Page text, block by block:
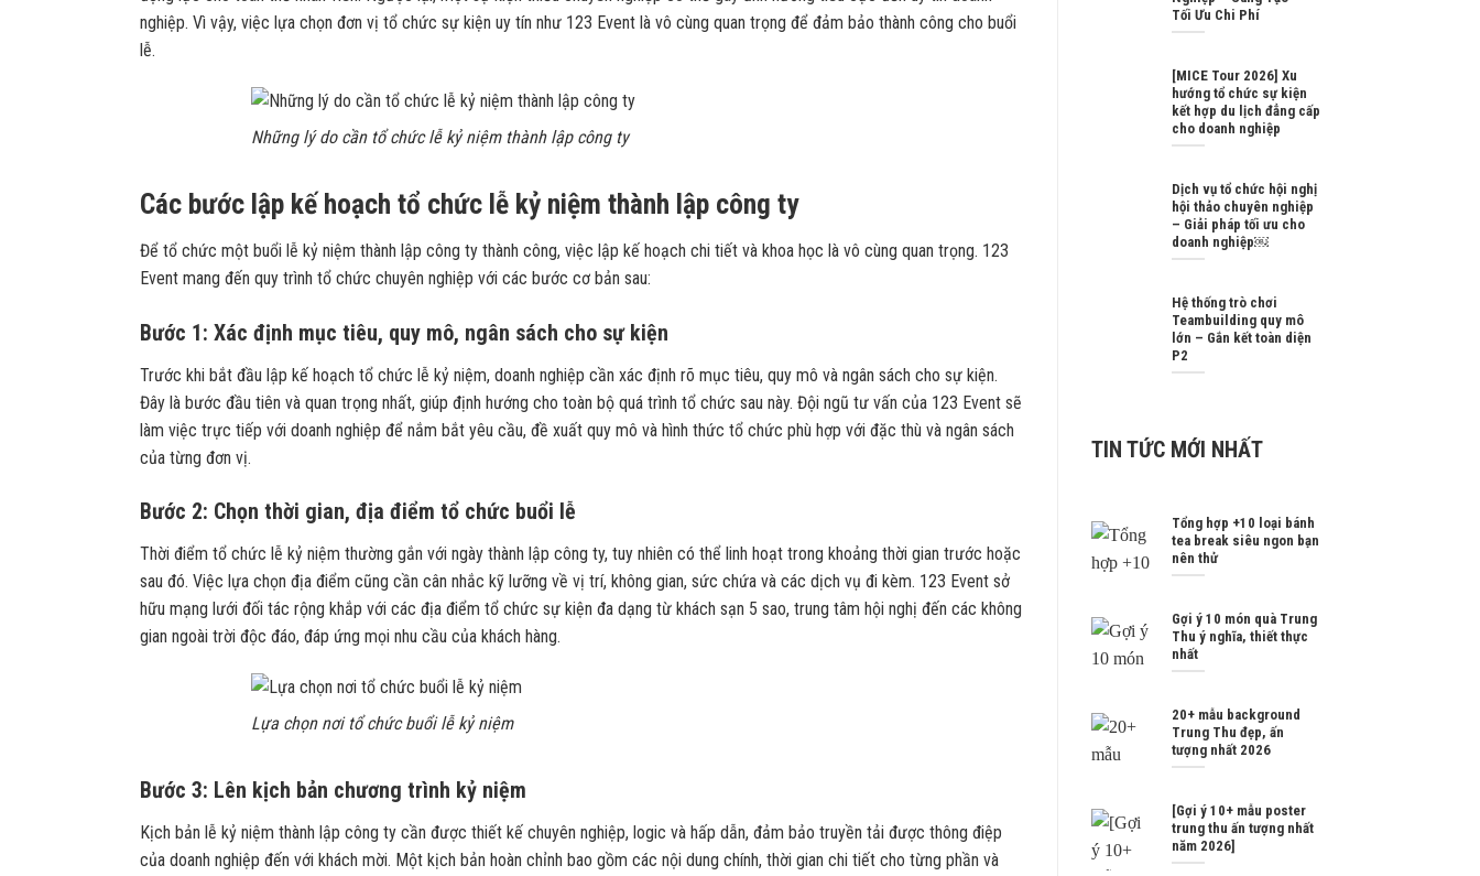
nghiệp. Vì vậy, việc lựa chọn đơn vị tổ chức sự kiện uy tín như 123 Event là vô cùng quan trọng để đảm bảo thành công cho buổi
lễ.
Những lý do cần tổ chức lễ kỷ niệm thành lập công ty
Các bước lập kế hoạch tổ chức lễ kỷ niệm thành lập công ty
Để tổ chức một buổi lễ kỷ niệm thành lập công ty thành công, việc lập kế hoạch chi tiết và khoa học là vô cùng quan trọng. 123
Event mang đến quy trình tổ chức chuyên nghiệp với các bước cơ bản sau:
Bước 1: Xác định mục tiêu, quy mô, ngân sách cho sự kiện
Trước khi bắt đầu lập kế hoạch tổ chức lễ kỷ niệm, doanh nghiệp cần xác định rõ mục tiêu, quy mô và ngân sách cho sự kiện.
Đây là bước đầu tiên và quan trọng nhất, giúp định hướng cho toàn bộ quá trình tổ chức sau này. Đội ngũ tư vấn của 123 Event sẽ
làm việc trực tiếp với doanh nghiệp để nắm bắt yêu cầu, đề xuất quy mô và hình thức tổ chức phù hợp với đặc thù và ngân sách
của từng đơn vị.
Bước 2: Chọn thời gian, địa điểm tổ chức buổi lễ
Thời điểm tổ chức lễ kỷ niệm thường gắn với ngày thành lập công ty, tuy nhiên có thể linh hoạt trong khoảng thời gian trước hoặc
sau đó. Việc lựa chọn địa điểm cũng cần cân nhắc kỹ lưỡng về vị trí, không gian, sức chứa và các dịch vụ đi kèm. 123 Event sở
hữu mạng lưới đối tác rộng khắp với các địa điểm tổ chức sự kiện đa dạng từ khách sạn 5 sao, trung tâm hội nghị đến các không
gian ngoài trời độc đáo, đáp ứng mọi nhu cầu của khách hàng.
Lựa chọn nơi tổ chức buổi lễ kỷ niệm
Bước 3: Lên kịch bản chương trình kỷ niệm
Kịch bản lễ kỷ niệm thành lập công ty cần được thiết kế chuyên nghiệp, logic và hấp dẫn, đảm bảo truyền tải được thông điệp
của doanh nghiệp đến với khách mời. Một kịch bản hoàn chỉnh bao gồm các nội dung chính, thời gian chi tiết cho từng phần và
Tối Ưu Chi Phí
[MICE Tour 2026] Xu
hướng tổ chức sự kiện
kết hợp du lịch đẳng cấp
cho doanh nghiệp
Dịch vụ tổ chức hội nghị
hội thảo chuyên nghiệp
– Giải pháp tối ưu cho
doanh nghiệp￼
Hệ thống trò chơi
Teambuilding quy mô
lớn – Gắn kết toàn diện
P2
TIN TỨC MỚI NHẤT
Tổng hợp +10 loại bánh
tea break siêu ngon bạn
nên thử
Gợi ý 10 món quà Trung
Thu ý nghĩa, thiết thực
nhất
20+ mẫu background
Trung Thu đẹp, ấn
tượng nhất 2026
[Gợi ý 10+ mẫu poster
trung thu ấn tượng nhất
năm 2026]